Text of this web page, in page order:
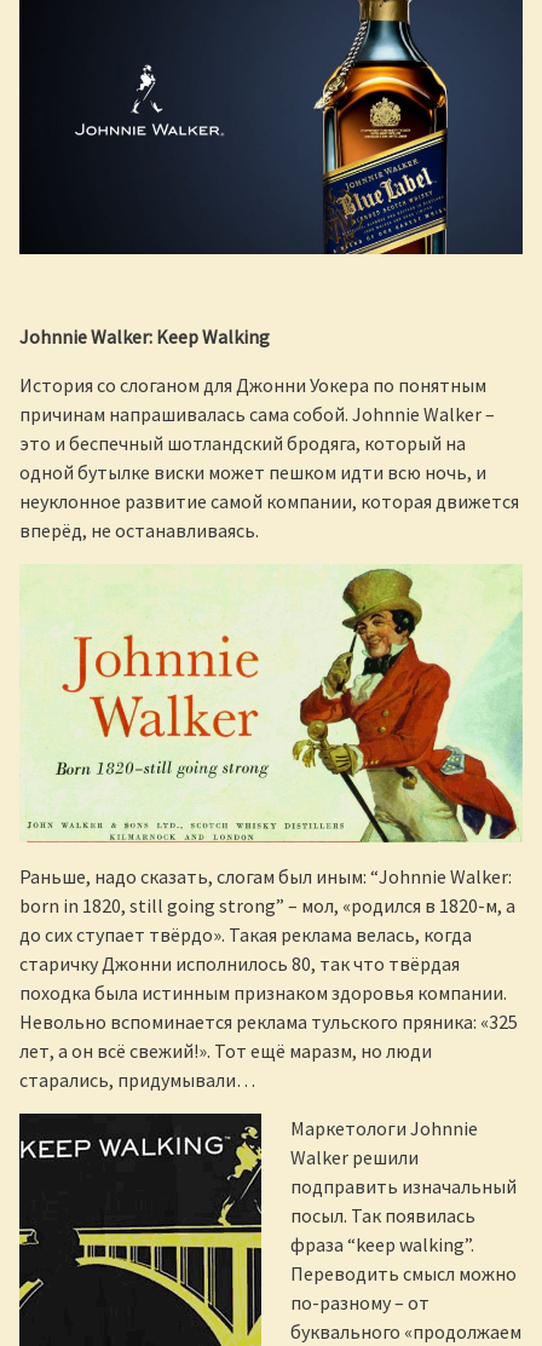
Johnnie Walker: Keep Walking
История со слоганом для Джонни Уокера по понятным
причинам напрашивалась сама собой. Johnnie Walker –
это и беспечный шотландский бродяга, который на
одной бутылке виски может пешком идти всю ночь, и
неуклонное развитие самой компании, которая движется
вперёд, не останавливаясь.
Раньше, надо сказать, слогам был иным: “Johnnie Walker:
born in 1820, still going strong” – мол, «родился в 1820-м, а
до сих ступает твёрдо». Такая реклама велась, когда
старичку Джонни исполнилось 80, так что твёрдая
походка была истинным признаком здоровья компании.
Невольно вспоминается реклама тульского пряника: «325
лет, а он всё свежий!». Тот ещё маразм, но люди
старались, придумывали…
Маркетологи Johnnie
Walker решили
подправить изначальный
посыл. Так появилась
фраза “keep walking”.
Переводить смысл можно
по-разному – от
буквального «продолжаем